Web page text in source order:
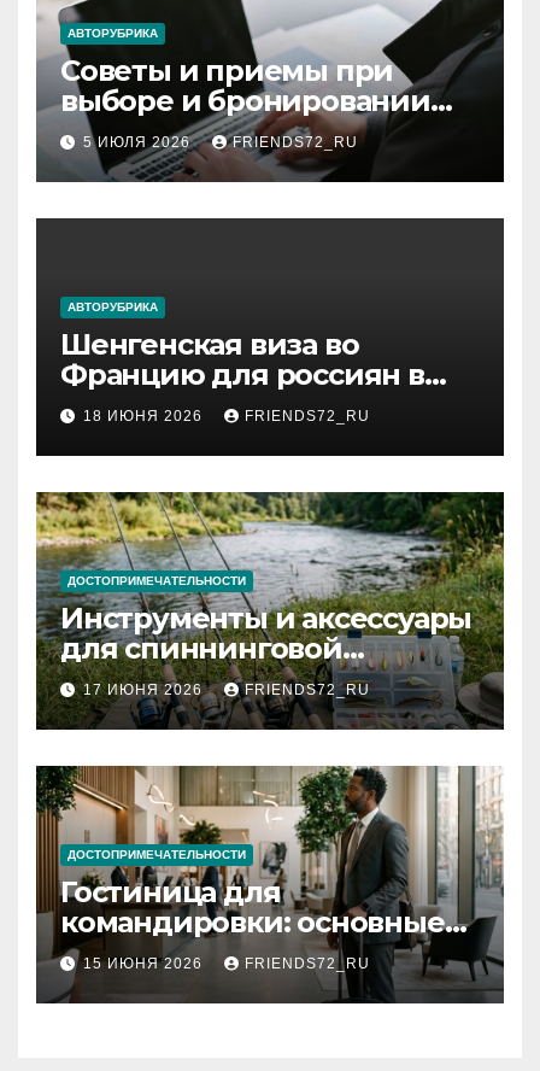
АВТОРУБРИКА
Советы и приемы при
выборе и бронировании
авиабилетов
5 ИЮЛЯ 2026 FRIENDS72_RU
АВТОРУБРИКА
Шенгенская виза во
Францию для россиян в
2026 году: сроки от 3 дней
и список необходимых
документов
18 ИЮНЯ 2026 FRIENDS72_RU
ДОСТОПРИМЕЧАТЕЛЬНОСТИ
Инструменты и аксессуары
для спиннинговой
рыбалки: назначение и
типы
17 ИЮНЯ 2026 FRIENDS72_RU
ДОСТОПРИМЕЧАТЕЛЬНОСТИ
Гостиница для
командировки: основные
критерии выбора
15 ИЮНЯ 2026 FRIENDS72_RU